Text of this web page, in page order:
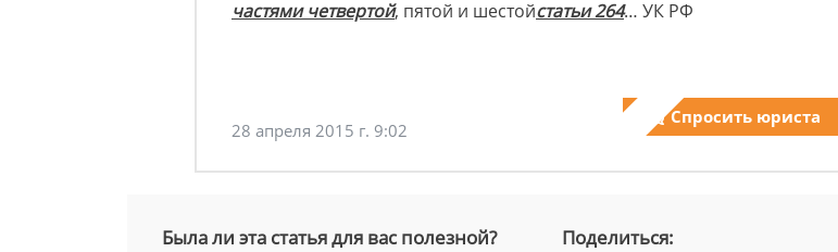
частями четвертой, пятой и шестойстатьи 264… УК РФ
28 апреля 2015 г. 9:02
Спросить юриста
Была ли эта статья для вас полезной? Поделиться: